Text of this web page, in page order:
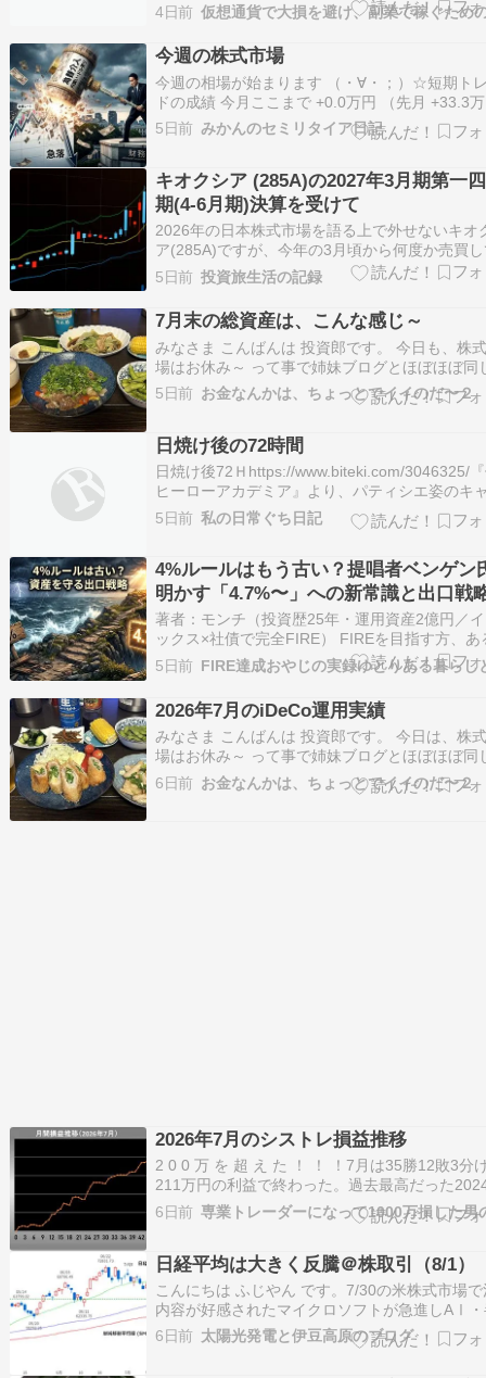
グ、東証プライム市場に上場している個別株式
4日前
今週の株式市場
今週の相場が始まります （・∀・；）☆短期ト
ドの成績 今月ここまで +0.0万円 （先月 +33.3
☆現在のポジション ・株式 買い 500万円 ・先
建玉 2.2枚 （ミニのCALLデビット、PUTクレジ
に…
5日前 みかんのセミリタイア日記
キオクシア (285A)の2027年3月期第一
期(4-6月期)決算を受けて
2026年の日本株式市場を語る上で外せないキオ
ア(285A)ですが、今年の3月頃から何度か売買
り、決算発表時点では200株跨いでいます。 6
万円超をピークとして、相場格言に当たる半値
け二割引きがそのまま当てはまるような36,000
まで1ヶ月間で下落すると…
5日前 投資旅生活の記録
7月末の総資産は、こんな感じ～
みなさま こんばんは 投資郎です。 今日も、株
場はお休み～ って事で姉妹ブログとほぼほぼ同
事を載せておきます。 今日は、7月末時点の総
残高を集計しましたので、記事にしてみたいと
け。⇒6月末総資産 預金・現金：約147…
5日前 お金なんかは、ちょっとでイイのだ〜２
日焼け後の72時間
日焼け後72Ｈhttps://www.biteki.com/3046325/
ヒーローアカデミア』より、パティシエ姿のキ
クターをデザインしたグッズが登場。2026年8
（月）より、全国のマリオンクレープ一部店舗
最近の…
5日前 私の日常ぐち日記
4%ルールはもう古い？提唱者ベンゲン
明かす「4.7%〜」への新常識と出口戦
著者：モンチ（投資歴25年・運用資産2億円／
ックス×社債で完全FIRE） FIREを目指す方、あ
はすでに達成された方なら、誰もが一度は耳に
「4%ルール」。 しかし、昨今の物価高や株式
激しい値動きを見て、「本当に4%ルールの計画
FIREしても大丈夫なのか？」…
5日前
2026年7月のiDeCo運用実績
みなさま こんばんは 投資郎です。 今日は、株
場はお休み～ って事で姉妹ブログとほぼほぼ同
事を載せておきます。 もう8月ですね。 早いで
～ 今日は、毎月公開する予定だった、iDeCoの
6日前 お金なんかは、ちょっとでイイのだ〜２
2026年7月のシストレ損益推移
2 0 0 万 を 超 え た ！ ！ ！7月は35勝12敗3分
211万円の利益で終わった。過去最高だった
月の142万円の記録を大幅に更新。先月の2.5万
ら100倍近い利益額となった（笑）7月は色々あ
で、毎日の…
6日前
日経平均は大きく反騰＠株取引（8/1）
こんにちは ふじやん です。7/30の米株式市場
内容が好感されたマイクロソフトが急進しAⅠ
体関連に見直し買いが入りフィラデルフィア半
株指数（SOX指数）が上昇、この影響もあって
6日前 太陽光発電と伊豆高原のブログ